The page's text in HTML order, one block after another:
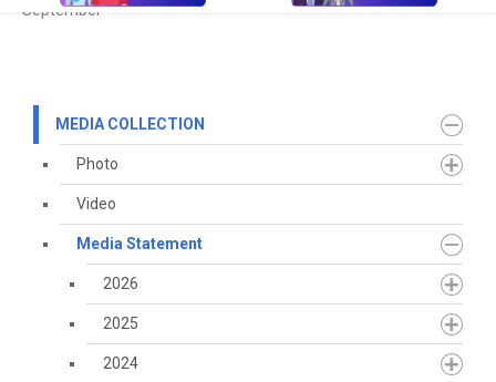
September
MEDIA COLLECTION
Photo
Video
Media Statement
2026
2025
2024